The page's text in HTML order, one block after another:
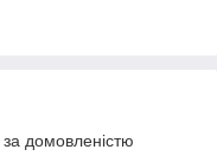
домовленістю